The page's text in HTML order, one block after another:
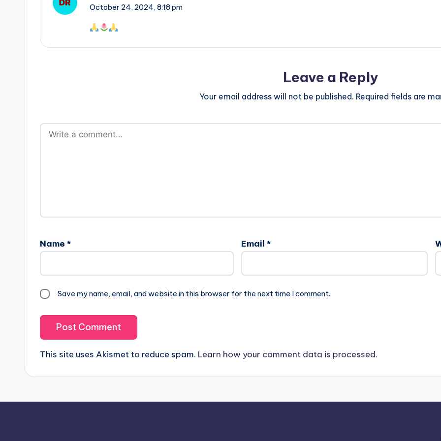
October 24, 2024, 8:18 pm
Leave a Reply
Your email address will not be published. Required fields are
Name * Email *
Save my name, email, and website in this browser for the next time I comment.
This site uses Akismet to reduce spam. Learn how your comment data is processed.